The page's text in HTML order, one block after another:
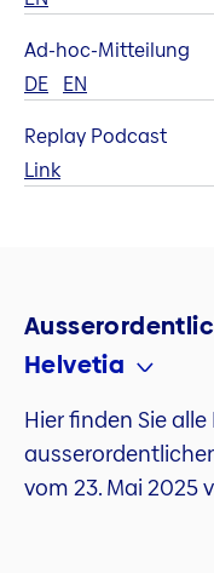
Ad-hoc-Mitteilung
DE EN
Replay Podcast
Link
Helvetia
Hier finden Sie
vom 23. Mai 2025